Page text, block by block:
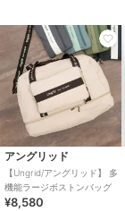
ショップ
商品カテゴリ
性別タイプ
カラー
アングリッド
【Ungrid/アングリッド】 多
機能ラージボストンバッグ
¥8,580